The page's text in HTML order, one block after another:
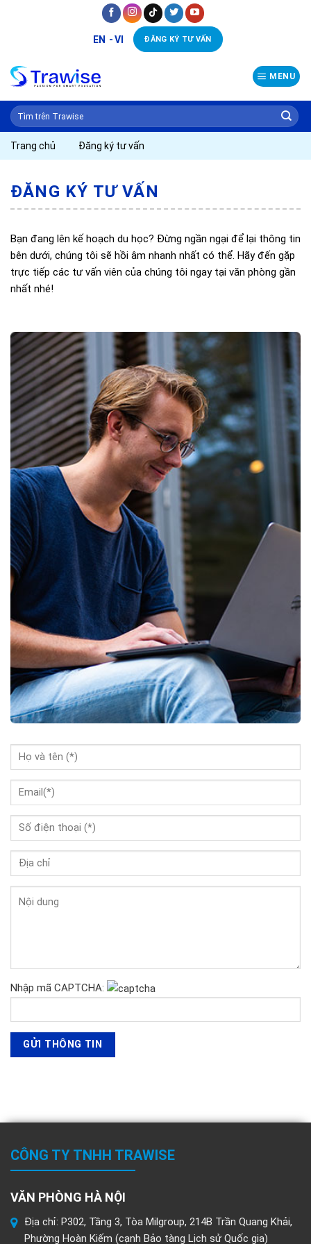
EN VI ĐĂNG KÝ TƯ VẤN
MENU
Trang chủ Đăng ký tư vấn
ĐĂNG KÝ TƯ VẤN
Bạn đang lên kế hoạch du học? Đừng ngần ngại để lại thông tin
bên dưới, chúng tôi sẽ hồi âm nhanh nhất có thể. Hãy đến gặp
trực tiếp các tư vấn viên của chúng tôi ngay tại văn phòng gần
nhất nhé!
Nhập mã CAPTCHA:
CÔNG TY TNHH TRAWISE
VĂN PHÒNG HÀ NỘI
Địa chỉ: P302, Tầng 3, Tòa Milgroup, 214B Trần Quang Khải,
Phường Hoàn Kiếm (cạnh Bảo tàng Lịch sử Quốc gia)